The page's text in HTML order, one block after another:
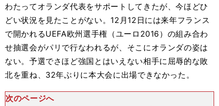
わたってオランダ代表をサポートしてきたが、今ほどひ
どい状況を見たことがない。12月12日には来年フランス
で開かれるUEFA欧州選手権（ユーロ2016）の組み合わ
せ抽選会がパリで行なわれるが、そこにオランダの姿は
ない。予選でさほど強国とはいえない相手に屈辱的な敗
北を重ね、32年ぶりに本大会に出場できなかった。
次のページへ